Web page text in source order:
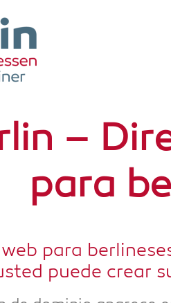
–
para
para
pue­de crear